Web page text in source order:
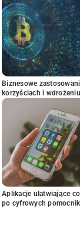
Biznesowe
korzyściach i wdrożeniu
Aplikacje ułatwiające
po cyfrowych